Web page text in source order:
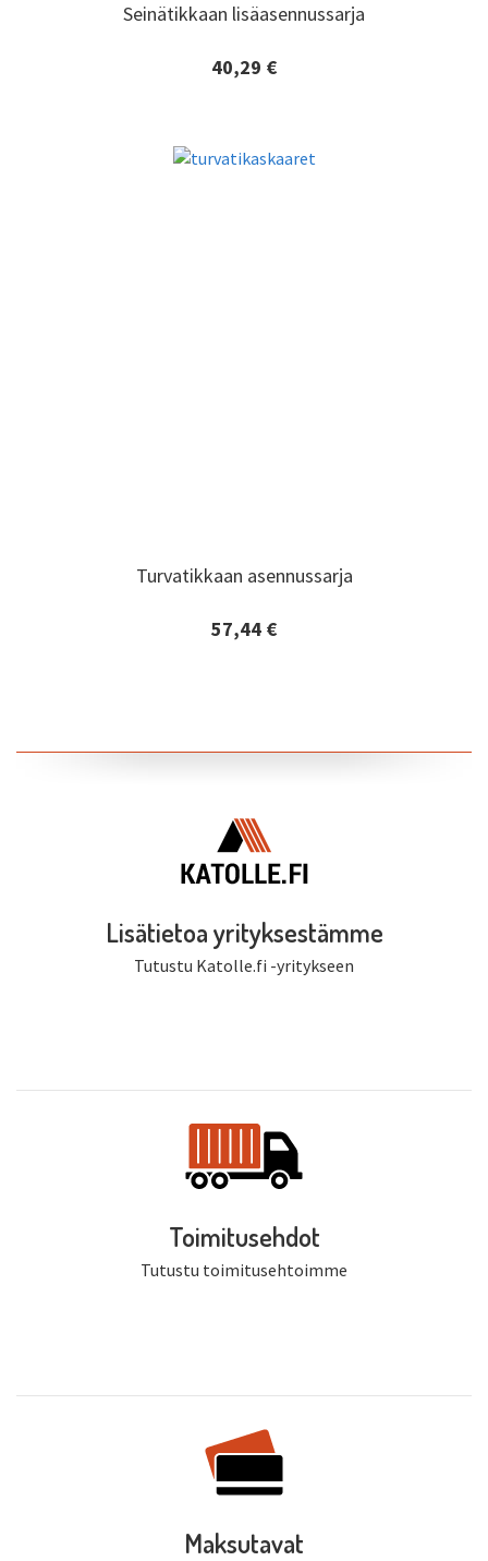
Seinätikkaan lisäasennussarja
40,29 €
Seinätikkaan lisäasennussarja
Lisätiedot ja tilaaminen
Turvatikkaan asennussarja
57,44 €
Turvatikkaan asennussarja
Lisätiedot ja tilaaminen
Lisätietoa yrityksestämme
Tutustu Katolle.fi -yritykseen
Toimitusehdot
Tutustu toimitusehtoimme
Maksutavat